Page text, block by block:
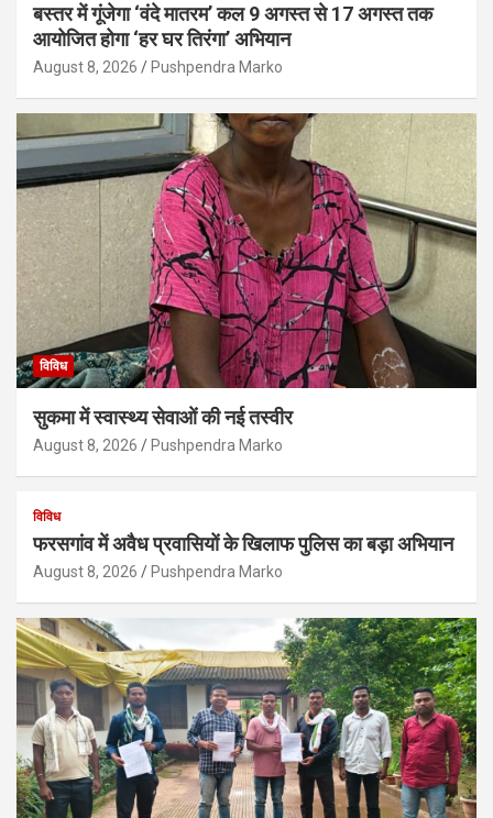
बस्तर में गूंजेगा ‘वंदे मातरम’ कल 9 अगस्त से 17 अगस्त तक
आयोजित होगा ‘हर घर तिरंगा’ अभियान
August 8, 2026 Pushpendra Marko
विविध
सुकमा में स्वास्थ्य सेवाओं की नई तस्वीर
August 8, 2026 Pushpendra Marko
विविध
फरसगांव में अवैध प्रवासियों के खिलाफ पुलिस का बड़ा अभियान
August 8, 2026 Pushpendra Marko